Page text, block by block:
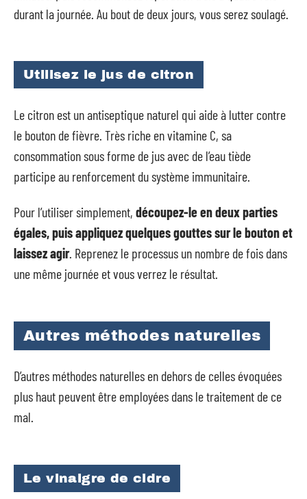
durant la journée. Au bout de deux jours, vous serez soulagé.
Utilisez le jus de citron
Le citron est un antiseptique naturel qui aide à lutter contre
le bouton de fièvre. Très riche en vitamine C, sa
consommation sous forme de jus avec de l’eau tiède
participe au renforcement du système immunitaire.
Pour l’utiliser simplement, découpez-le en deux parties
égales, puis appliquez quelques gouttes sur le bouton et
laissez agir. Reprenez le processus un nombre de fois dans
une même journée et vous verrez le résultat.
Autres méthodes naturelles
D’autres méthodes naturelles en dehors de celles évoquées
plus haut peuvent être employées dans le traitement de ce
mal.
Le vinaigre de cidre